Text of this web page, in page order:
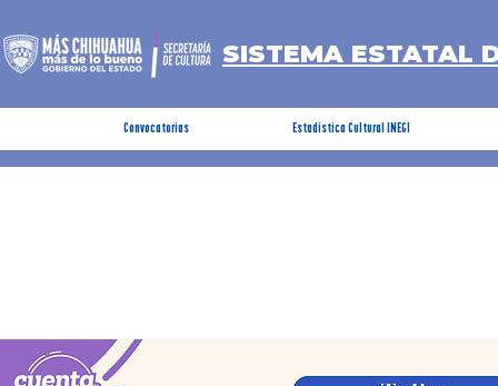
SISTEMA ESTATAL
Convocatorias Estadística Cultural INEGI